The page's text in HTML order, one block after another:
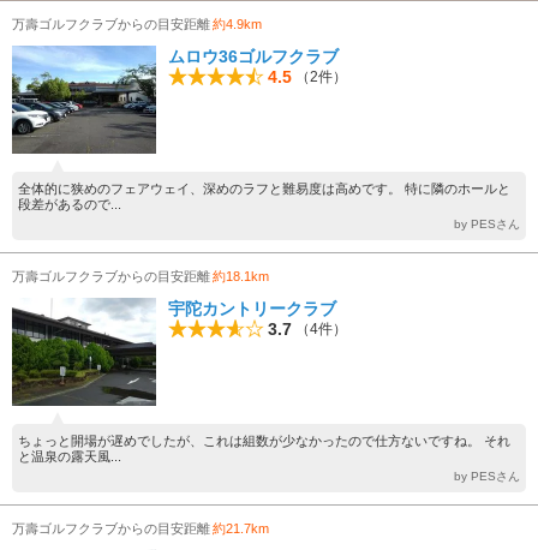
万壽ゴルフクラブからの目安距離約4.9km
ムロウ36ゴルフクラブ
4.5
（2件）
全体的に狭めのフェアウェイ、深めのラフと難易度は高めです。 特に隣のホールと
段差があるので...
by PESさん
万壽ゴルフクラブからの目安距離約18.1km
宇陀カントリークラブ
3.7
（4件）
ちょっと開場が遅めでしたが、これは組数が少なかったので仕方ないですね。 それ
と温泉の露天風...
by PESさん
万壽ゴルフクラブからの目安距離約21.7km